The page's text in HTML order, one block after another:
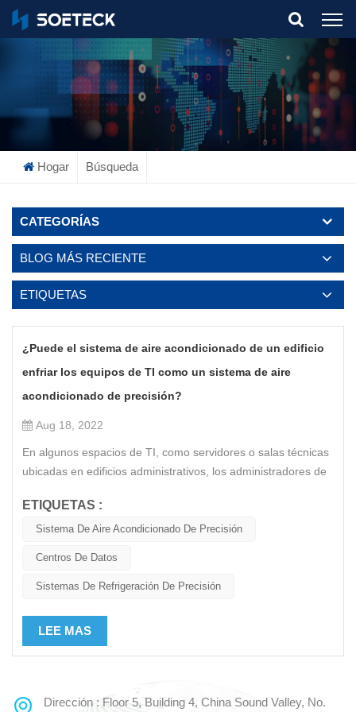
What Are You Looking For?
Hogar Búsqueda
CATEGORÍAS
BLOG MÁS RECIENTE
ETIQUETAS
¿Puede el sistema de aire acondicionado de un edificio
enfriar los equipos de TI como un sistema de aire
acondicionado de precisión?
Aug 18, 2022
En algunos espacios de TI, como servidores o salas técnicas
ubicadas en edificios administrativos, los administradores de
enfriamiento de confort del edificio para mantener el
ambiente en el espacio de TI. Por supuesto, las soluciones
del aire en estas habitaciones. Pero estos sistemas se
enfriamiento de confort de los espacios para el personal y el
enfriamiento preciso de los espacios de TI que están
hacer lo siguiente: Manejar la carga de calor concentrada
ETIQUETAS :
Sistema De Aire Acondicionado De Precisión
Centros De Datos
Sistemas De Refrigeración De Precisión
LEE MAS
Dirección : Floor 5, Building 4, China Sound Valley, No.